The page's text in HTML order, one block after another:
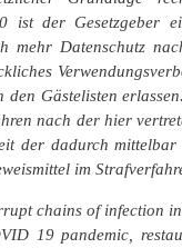
ist der Gesetzgeber
mehr Datenschutz
den Gästelisten
nach der hier
der dadurch
im
chains of infection
19 pandemic,